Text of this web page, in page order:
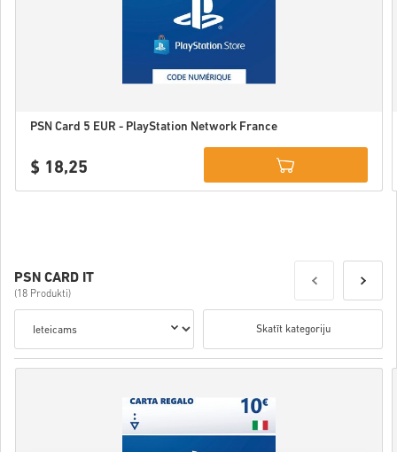
PSN Card 5 EUR - PlayStation Network France
$ 18,25
PSN CARD IT
(18 Produkti)
Skatīt kategoriju